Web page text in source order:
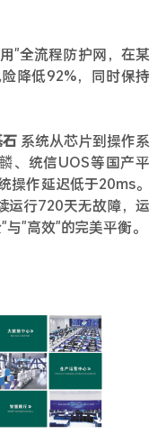
"全流程防护网，在某
降低92%，同时保持
系统从芯片到操作系
、统信UOS等国产平
操作延迟低于20ms。
运行720天无故障，运
"高效"的完美平衡。